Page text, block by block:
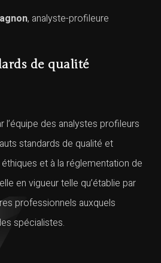
, analyste-profileure
de qualité
l’équipe des analystes profileurs
standards de qualité et
et à la réglementation de
en vigueur telle qu’établie par
professionnels auxquels
spécialistes.